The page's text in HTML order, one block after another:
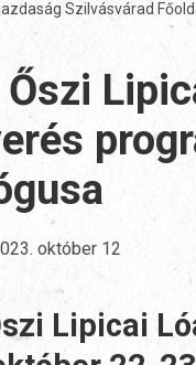
Szilvásvárad
Őszi
október 12
Lipicai